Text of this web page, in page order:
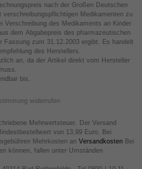
nach der Großen Deutschen
Medikamenten zu
Verschreibung des Medikaments an Kinder
dem Abgabepreis des pharmazeutischen
Fassung zum 31.12.2003 ergibt. Es handelt
des Herstellers.
an, da der Artikel direkt vom Hersteller
bis.
widerrufen
Mehrwertsteuer. Der Versand
von 13,99 Euro. Bei
Mehrkosten an VersandkostenBei
können, fallen unter Umständen